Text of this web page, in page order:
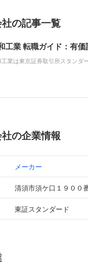
の記事一覧
工業 転職ガイド：有
工業は東京証券取引所スタンダ
の企業情報
メーカー
清須市須ケ口１９００
東証スタンダード